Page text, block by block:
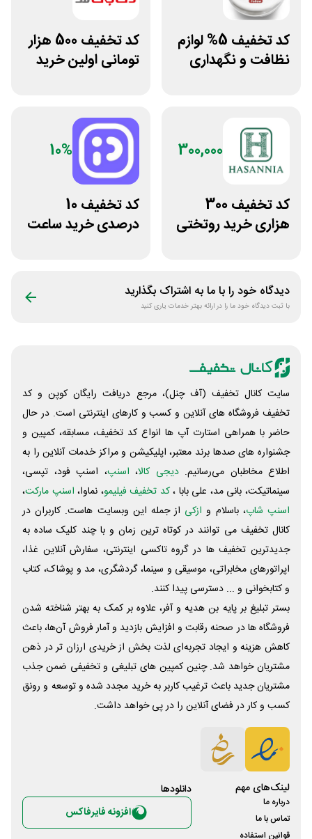
کد تخفیف 5% لوازم
نظافت و نگهداری
کد تخفیف 500 هزار
تومانی اولین خرید
300,000
کد تخفیف 300
هزاری خرید روتختی
10%
کد تخفیف 10
درصدی خرید ساعت
دیدگاه خود را با ما به اشتراک بگذارید
با ثبت دیدگاه خود ما را در ارائه بهتر خدمات یاری کنید
سایت کانال تخفیف (آف چنل)، مرجع دریافت رایگان کوپن و کد
تخفیف فروشگاه های آنلاین و کسب و‌ کارهای اینترنتی است. در حال
حاضر با همراهی استارت آپ ها انواع کد تخفیف، مسابقه، کمپین و
جشنواره های صدها برند معتبر، اپلیکیشن و مراکز خدمات آنلاین را به
اطلاع مخاطبان می‌رسانیم. دیجی کالا، اسنپ، اسنپ فود، تپسی،
سینماتیکت، بانی مد، علی‌ بابا ،کد تخفیف فیلیمو، نماوا، اسنپ مارکت،
اسنپ شاپ، باسلام و ازکی از جمله این وبسایت ‌هاست. کاربران در
کانال تخفیف می توانند در کوتاه ترین زمان و با چند کلیک ساده به
جدیدترین تخفیف ها در گروه تاکسی اینترنتی، سفارش آنلاین غذا،
اپراتورهای مخابراتی، موسیقی و سینما، گردشگری، مد و پوشاک، کتاب
و کتابخوانی و ... دسترسی پیدا کنند.
بستر تبلیغ بر پایه بن هدیه و آفر، علاوه بر کمک به بهتر شناخته شدن
فروشگاه ها در صحنه رقابت و افزایش بازدید و آمار فروش آن‌ها، باعث
کاهش هزینه و ایجاد تجربه‌ای لذت بخش از خریدی ارزان تر در ذهن
مشتریان خواهد شد. چنین کمپین های تبلیغی و تخفیفی ضمن جذب
مشتریان جدید باعث ترغیب کاربر به خرید مجدد شده و توسعه و رونق
کسب و کار در فضای آنلاین را در پی خواهد داشت.
لینک‌های مهم
درباره ما
تماس با ما
قوانین استفاده
دانلود‌ها
افزونه فایرفاکس